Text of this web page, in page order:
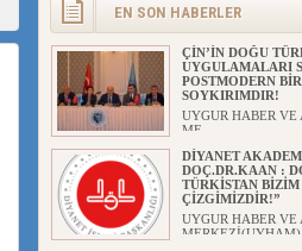
!
EN SON HABERLER
UYGUR HABER VE
ÇİN’İN DOĞU
UYGULAMALARI
POSTMODERN BİR
SOYKIRIMDIR!
UYGUR HABER VE
ME...
DİYANET
DOÇ.DR.KAAN :
TÜRKİSTAN
ÇİZGİMİZDİR!”
UYGUR HABER VE
MERKEZİ(UYHAM)